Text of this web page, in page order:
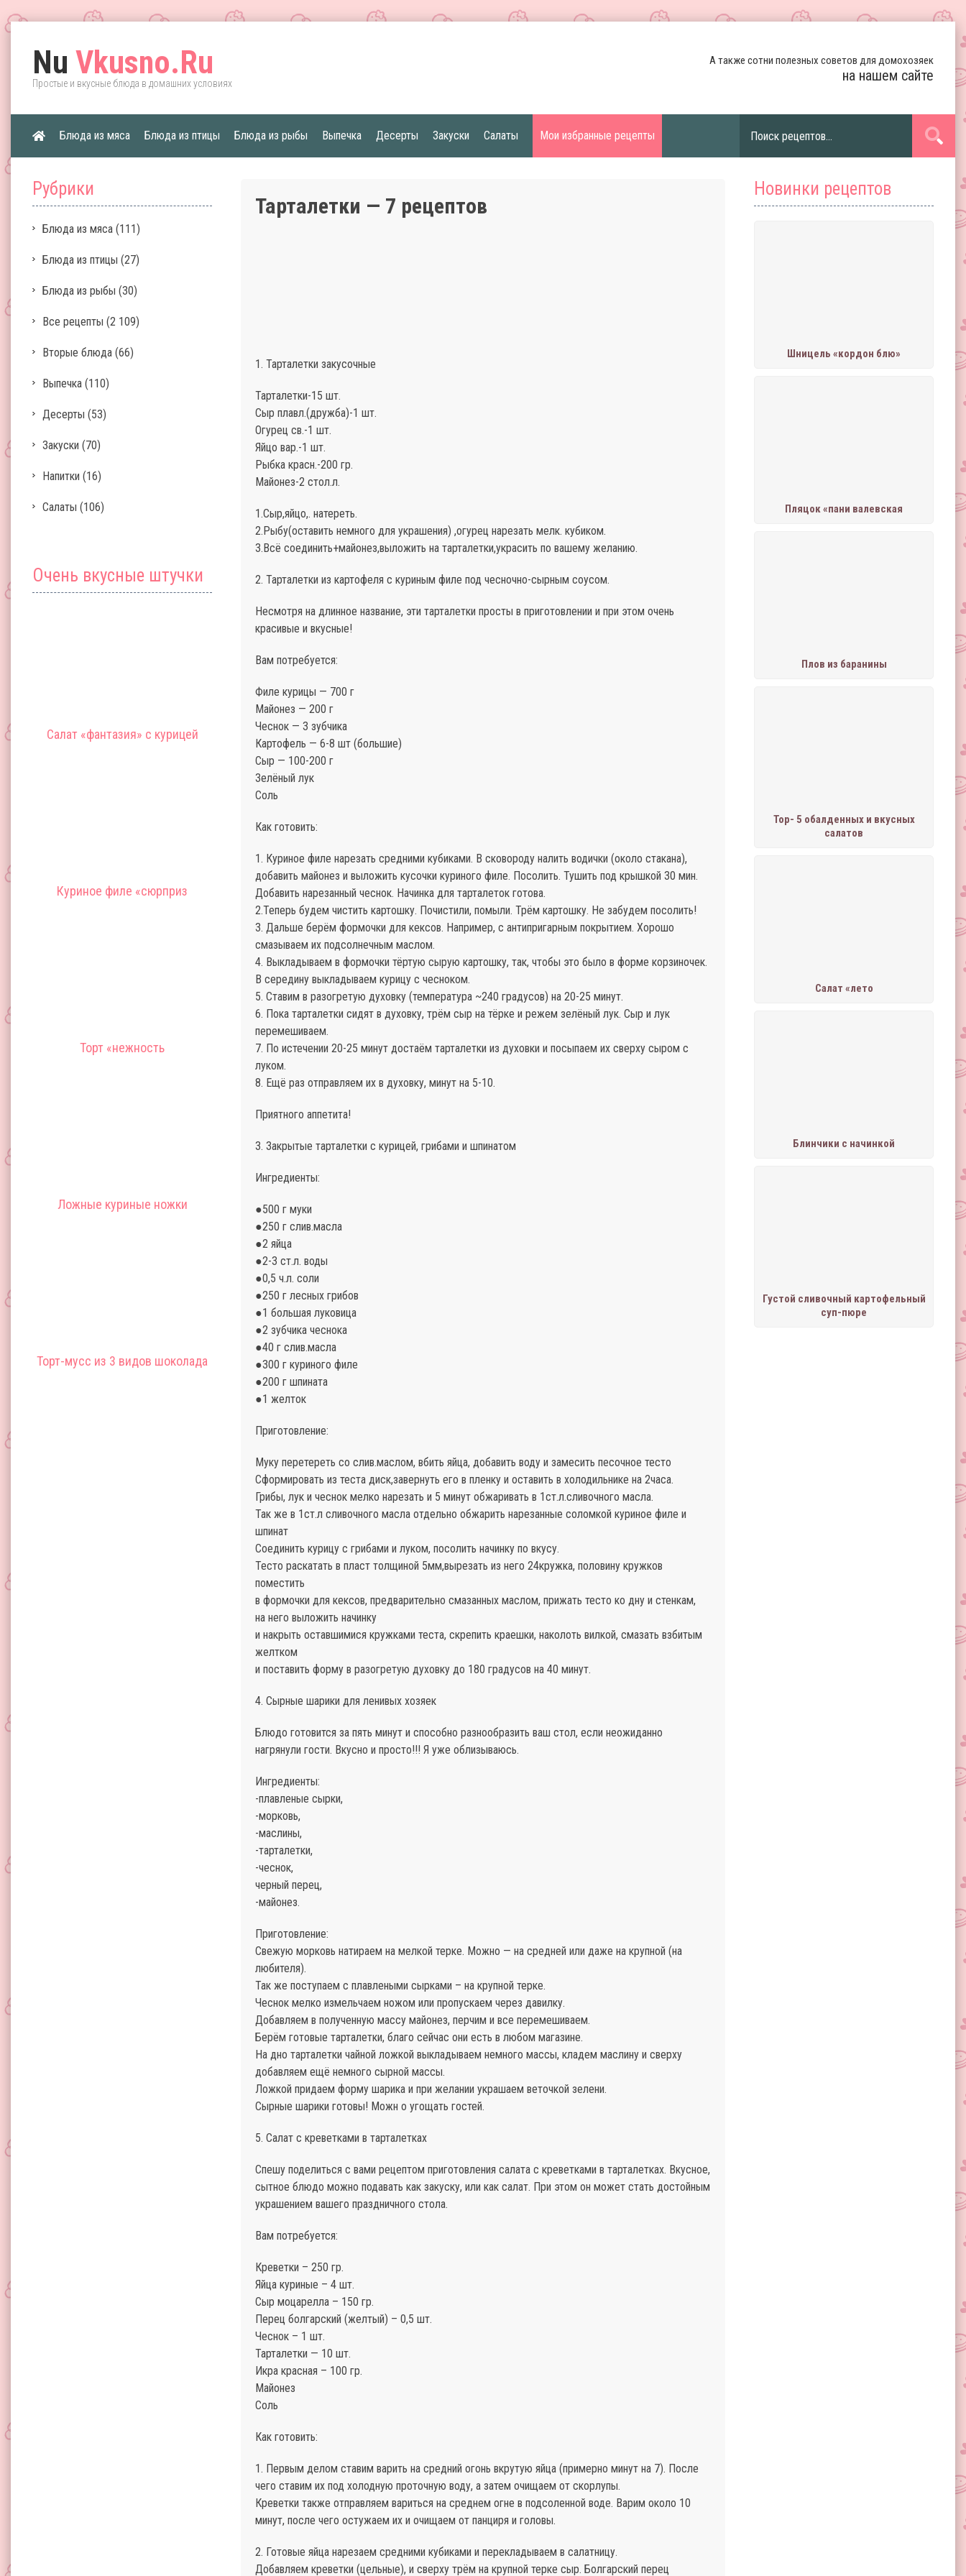
Nu Vkusno.Ru
Простые и вкусные блюда в домашних условиях
А также сотни полезных советов для домохозяек
на нашем сайте
Блюда из мяса Блюда из птицы Блюда из рыбы Выпечка Десерты Закуски Салаты Мои избранные рецепты
Рубрики
Блюда из мяса (111)
Блюда из птицы (27)
Блюда из рыбы (30)
Все рецепты (2 109)
Вторые блюда (66)
Выпечка (110)
Десерты (53)
Закуски (70)
Напитки (16)
Салаты (106)
Очень вкусные штучки
Салат «фантазия» с курицей
Куриное филе «сюрприз
Торт «нежность
Ложные куриные ножки
Торт-мусс из 3 видов шоколада
Новинки рецептов
Шницель «кордон блю»
Пляцок «пани валевская
Плов из баранины
Тор- 5 обалденных и вкусных
салатов
Салат «лето
Блинчики с начинкой
Густой сливочный картофельный
суп-пюре
Тарталетки — 7 рецептов
1. Тарталетки закусочные
Тарталетки-15 шт.
Сыр плавл.(дружба)-1 шт.
Огурец св.-1 шт.
Яйцо вар.-1 шт.
Рыбка красн.-200 гр.
Майонез-2 стол.л.
1.Сыр,яйцо,. натереть.
2.Рыбу(оставить немного для украшения) ,огурец нарезать мелк. кубиком.
3.Всё соединить+майонез,выложить на тарталетки,украсить по вашему желанию.
2. Тарталетки из картофеля с куриным филе под чесночно-сырным соусом.
Несмотря на длинное название, эти тарталетки просты в приготовлении и при этом очень
красивые и вкусные!
Вам потребуется:
Филе курицы — 700 г
Майонез — 200 г
Чеснок — 3 зубчика
Картофель — 6-8 шт (большие)
Сыр — 100-200 г
Зелёный лук
Соль
Как готовить:
1. Куриное филе нарезать средними кубиками. В сковороду налить водички (около стакана),
добавить майонез и выложить кусочки куриного филе. Посолить. Тушить под крышкой 30 мин.
Добавить нарезанный чеснок. Начинка для тарталеток готова.
2.Теперь будем чистить картошку. Почистили, помыли. Трём картошку. Не забудем посолить!
3. Дальше берём формочки для кексов. Например, с антипригарным покрытием. Хорошо
смазываем их подсолнечным маслом.
4. Выкладываем в формочки тёртую сырую картошку, так, чтобы это было в форме корзиночек.
В середину выкладываем курицу с чесноком.
5. Ставим в разогретую духовку (температура ~240 градусов) на 20-25 минут.
6. Пока тарталетки сидят в духовку, трём сыр на тёрке и режем зелёный лук. Сыр и лук
перемешиваем.
7. По истечении 20-25 минут достаём тарталетки из духовки и посыпаем их сверху сыром с
луком.
8. Ещё раз отправляем их в духовку, минут на 5-10.
Приятного аппетита!
3. Закрытые тарталетки с курицей, грибами и шпинатом
Ингредиенты:
●500 г муки
●250 г слив.масла
●2 яйца
●2-3 ст.л. воды
●0,5 ч.л. соли
●250 г лесных грибов
●1 большая луковица
●2 зубчика чеснока
●40 г слив.масла
●300 г куриного филе
●200 г шпината
●1 желток
Приготовление:
Муку перетереть со слив.маслом, вбить яйца, добавить воду и замесить песочное тесто
Сформировать из теста диск,завернуть его в пленку и оставить в холодильнике на 2часа.
Грибы, лук и чеснок мелко нарезать и 5 минут обжаривать в 1ст.л.сливочного масла.
Так же в 1ст.л сливочного масла отдельно обжарить нарезанные соломкой куриное филе и
шпинат
Соединить курицу с грибами и луком, посолить начинку по вкусу.
Тесто раскатать в пласт толщиной 5мм,вырезать из него 24кружка, половину кружков
поместить
в формочки для кексов, предварительно смазанных маслом, прижать тесто ко дну и стенкам,
на него выложить начинку
и накрыть оставшимися кружками теста, скрепить краешки, наколоть вилкой, смазать взбитым
желтком
и поставить форму в разогретую духовку до 180 градусов на 40 минут.
4. Сырные шарики для ленивых хозяек
Блюдо готовится за пять минут и способно разнообразить ваш стол, если неожиданно
нагрянули гости. Вкусно и просто!!! Я уже облизываюсь.
Ингредиенты:
-плавленые сырки,
-морковь,
-маслины,
-тарталетки,
-чеснок,
черный перец,
-майонез.
Приготовление:
Свежую морковь натираем на мелкой терке. Можно — на средней или даже на крупной (на
любителя).
Так же поступаем с плавлеными сырками – на крупной терке.
Чеснок мелко измельчаем ножом или пропускаем через давилку.
Добавляем в полученную массу майонез, перчим и все перемешиваем.
Берём готовые тарталетки, благо сейчас они есть в любом магазине.
На дно тарталетки чайной ложкой выкладываем немного массы, кладем маслину и сверху
добавляем ещё немного сырной массы.
Ложкой придаем форму шарика и при желании украшаем веточкой зелени.
Сырные шарики готовы! Можн о угощать гостей.
5. Салат с креветками в тарталетках
Спешу поделиться с вами рецептом приготовления салата с креветками в тарталетках. Вкусное,
сытное блюдо можно подавать как закуску, или как салат. При этом он может стать достойным
украшением вашего праздничного стола.
Вам потребуется:
Креветки – 250 гр.
Яйца куриные – 4 шт.
Сыр моцарелла – 150 гр.
Перец болгарский (желтый) – 0,5 шт.
Чеснок – 1 шт.
Тарталетки — 10 шт.
Икра красная – 100 гр.
Майонез
Соль
Как готовить:
1. Первым делом ставим варить на средний огонь вкрутую яйца (примерно минут на 7). После
чего ставим их под холодную проточную воду, а затем очищаем от скорлупы.
Креветки также отправляем вариться на среднем огне в подсоленной воде. Варим около 10
минут, после чего остужаем их и очищаем от панциря и головы.
2. Готовые яйца нарезаем средними кубиками и перекладываем в салатницу.
Добавляем креветки (цельные), и сверху трём на крупной терке сыр. Болгарский перец